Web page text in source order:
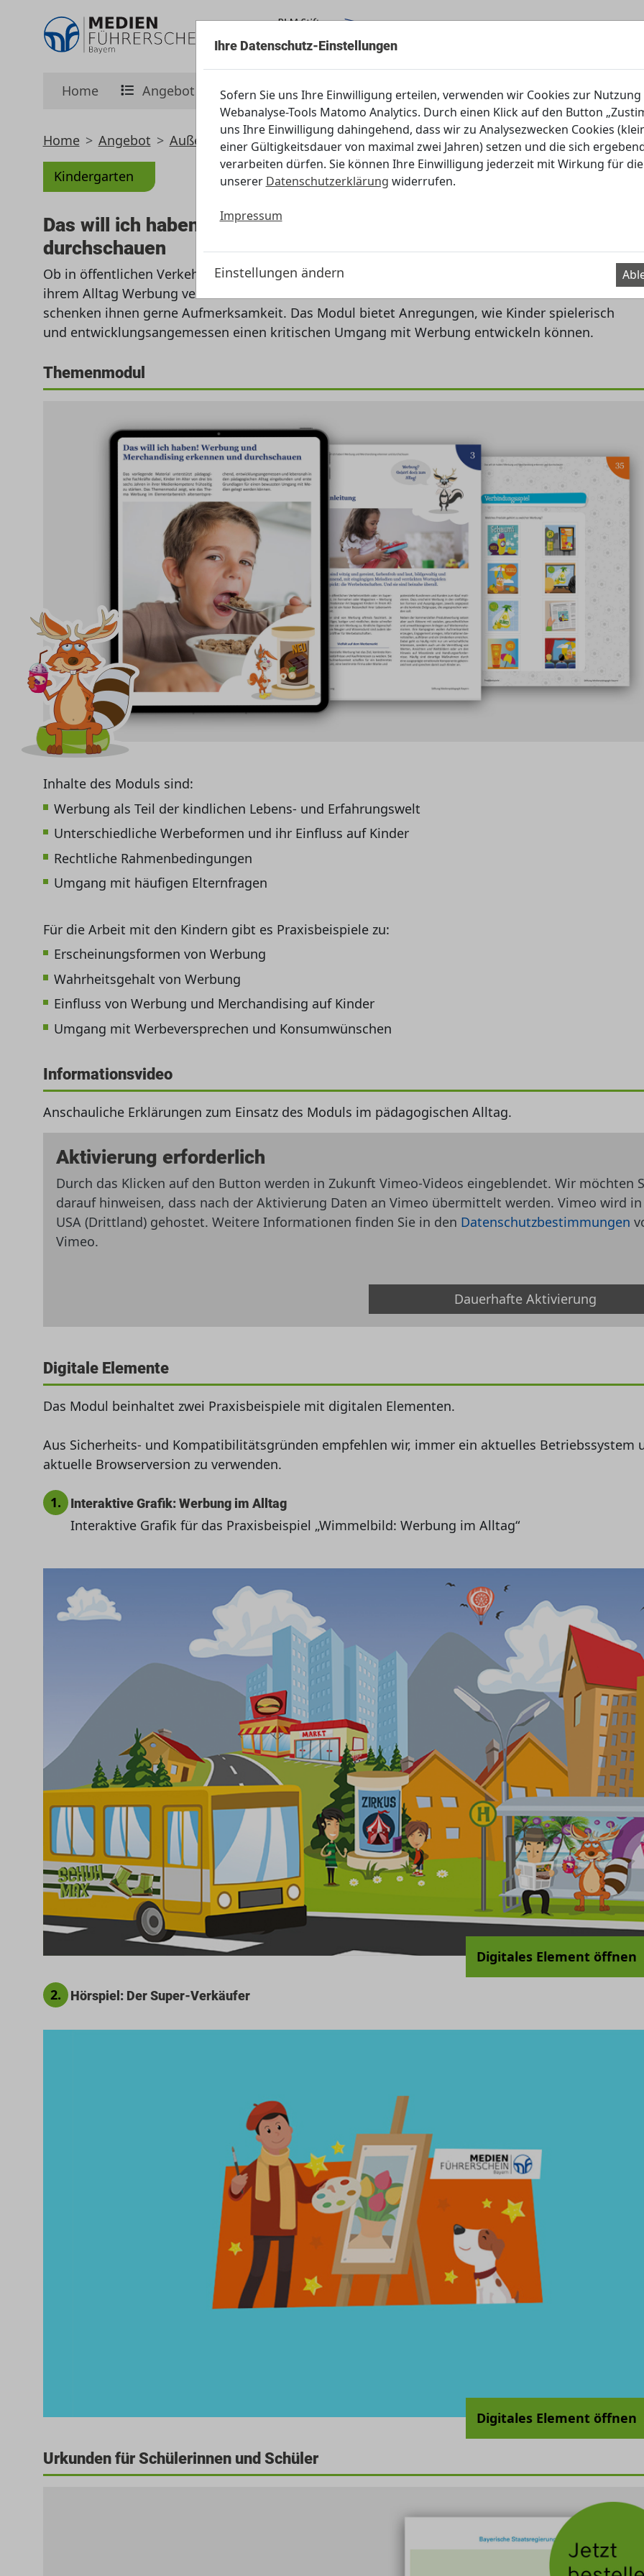
Home Angebot Initiative Servicecenter
Home Angebot Außerschulisch Kindergarten Das will ich haben!
Kindergarten
Das will ich haben! Werbung und Merchandising erkennen und
durchschauen
Ob in öffentlichen Verkehrsmitteln, im Fernsehen oder in digitalen Medien – Kindern begegnet in
ihrem Alltag Werbung verschiedenster Art. Sie sind fasziniert von den bunten Inhalten und
schenken ihnen gerne Aufmerksamkeit. Das Modul bietet Anregungen, wie Kinder spielerisch
und entwicklungsangemessen einen kritischen Umgang mit Werbung entwickeln können.
Themenmodul
Inhalte des Moduls sind:
Werbung als Teil der kindlichen Lebens- und Erfahrungswelt
Unterschiedliche Werbeformen und ihr Einfluss auf Kinder
Rechtliche Rahmenbedingungen
Umgang mit häufigen Elternfragen
Für die Arbeit mit den Kindern gibt es Praxisbeispiele zu:
Erscheinungsformen von Werbung
Wahrheitsgehalt von Werbung
Einfluss von Werbung und Merchandising auf Kinder
Umgang mit Werbeversprechen und Konsumwünschen
Informationsvideo
Anschauliche Erklärungen zum Einsatz des Moduls im pädagogischen Alltag.
Aktivierung erforderlich
Durch das Klicken auf den Button werden in Zukunft Vimeo-Videos eingeblendet. Wir möchten
darauf hinweisen, dass nach der Aktivierung Daten an Vimeo übermittelt werden. Vimeo wird
USA (Drittland) gehostet. Weitere Informationen finden Sie in den Datenschutzbestimmungen
Vimeo.
Dauerhafte Aktivierung
Digitale Elemente
Das Modul beinhaltet zwei Praxisbeispiele mit digitalen Elementen.
Aus Sicherheits- und Kompatibilitätsgründen empfehlen wir, immer ein aktuelles Betriebssystem
aktuelle Browserversion zu verwenden.
1. Interaktive Grafik: Werbung im Alltag
Interaktive Grafik für das Praxisbeispiel „Wimmelbild: Werbung im Alltag“
Digitales Element öffnen
2. Hörspiel: Der Super-Verkäufer
Digitales Element öffnen
Urkunden für Schülerinnen und Schüler
Ihre Datenschutz-Einstellungen
Sofern Sie uns Ihre Einwilligung erteilen, verwenden wir Cookies zur Nutzung
Webanalyse-Tools Matomo Analytics. Durch einen Klick auf den Button
uns Ihre Einwilligung dahingehend, dass wir zu Analysezwecken Cookies
einer Gültigkeitsdauer von maximal zwei Jahren) setzen und die sich
verarbeiten dürfen. Sie können Ihre Einwilligung jederzeit mit Wirkung für
unserer Datenschutzerklärung widerrufen.
Impressum
Einstellungen ändern